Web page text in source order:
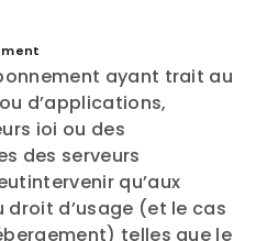
ayant trait au
d’applications,
ioi ou des
des serveurs
qu’aux
droit d’usage (et le cas
telles que le